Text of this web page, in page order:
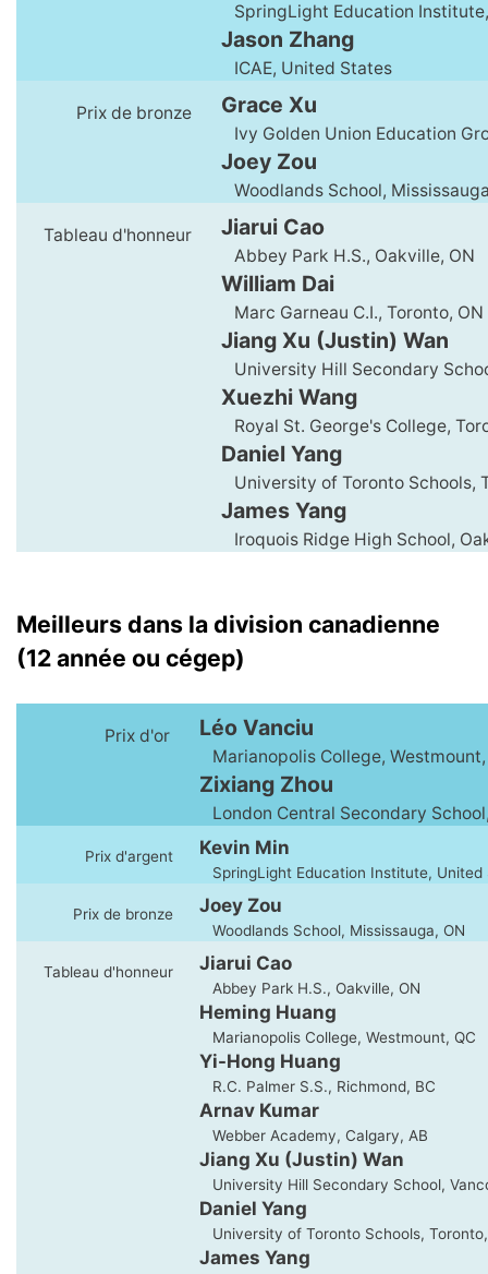
SpringLight Education
Jason Zhang
ICAE, United States
Prix de bronze Grace Xu
Ivy Golden Union Education
Joey Zou
Woodlands School,
Tableau d'honneur Jiarui Cao
Abbey Park H.S., Oakville, ON
William Dai
Marc Garneau C.I., Toronto, ON
Jiang Xu (Justin) Wan
University Hill Secondary
Xuezhi Wang
Royal St. George's College,
Daniel Yang
University of Toronto Schools,
James Yang
Iroquois Ridge High School,
Meilleurs dans la division canadienne
(12 année ou cégep)
Prix d'or Léo Vanciu
Marianopolis College, Westmount,
Zixiang Zhou
London Central Secondary
Prix d'argent Kevin Min
SpringLight Education Institute, United
Prix de bronze Joey Zou
Woodlands School, Mississauga, ON
Tableau d'honneur Jiarui Cao
Abbey Park H.S., Oakville, ON
Heming Huang
Marianopolis College, Westmount, QC
Yi-Hong Huang
R.C. Palmer S.S., Richmond, BC
Arnav Kumar
Webber Academy, Calgary, AB
Jiang Xu (Justin) Wan
University Hill Secondary School,
Daniel Yang
University of Toronto Schools,
James Yang